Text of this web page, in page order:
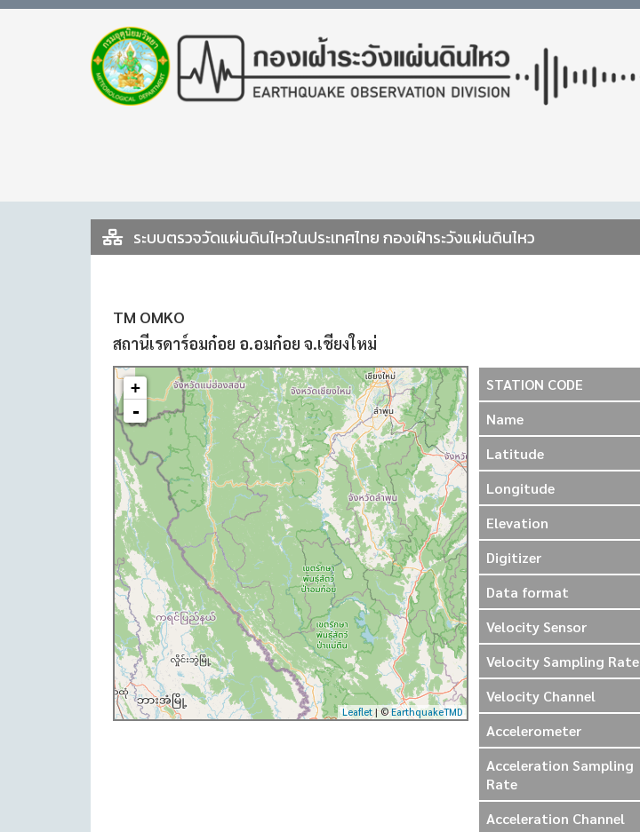
ระบบตรวจวัดแผ่นดินไหวในประเทศไทย กองเฝ้าระวังแผ่นดินไหว
TM OMKO
สถานีเรดาร์อมก๋อย อ.อมก๋อย จ.เชียงใหม่
+
-
Leaflet| ©EarthquakeTMD
STATION CODE
Name
Latitude
Longitude
Elevation
Digitizer
Data format
Velocity Sensor
Velocity Sampling Rate
Velocity Channel
Accelerometer
Acceleration Sampling
Rate
Acceleration Channel